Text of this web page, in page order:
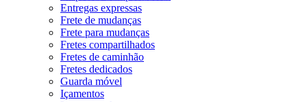
Entregas expressas
Frete de mudanças
Frete para mudanças
Fretes compartilhados
Fretes de caminhão
Fretes dedicados
Guarda móvel
Içamentos